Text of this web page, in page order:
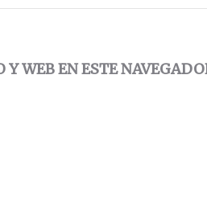
WEB EN ESTE